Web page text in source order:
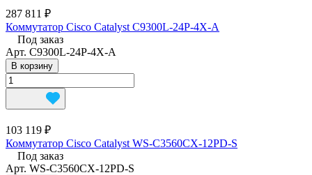
287 811 ₽
Коммутатор Cisco Catalyst C9300L-24P-4X-A
Под заказ
Арт. C9300L-24P-4X-A
В корзину
103 119 ₽
Коммутатор Cisco Catalyst WS-C3560CX-12PD-S
Под заказ
Арт. WS-C3560CX-12PD-S